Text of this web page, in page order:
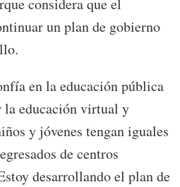
considera que el
un plan de gobierno
en la educación pública
la educación virtual y
y jóvenes tengan iguales
de centros
desarrollando el plan de